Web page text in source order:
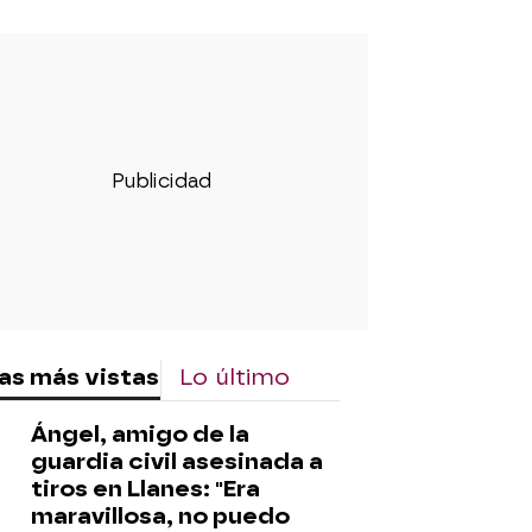
más vistas Lo último
Ángel, amigo de la
guardia civil asesinada a
tiros en Llanes: "Era
maravillosa, no puedo